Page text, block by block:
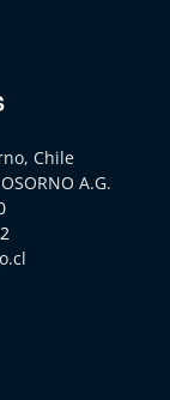
Chile
A.G.